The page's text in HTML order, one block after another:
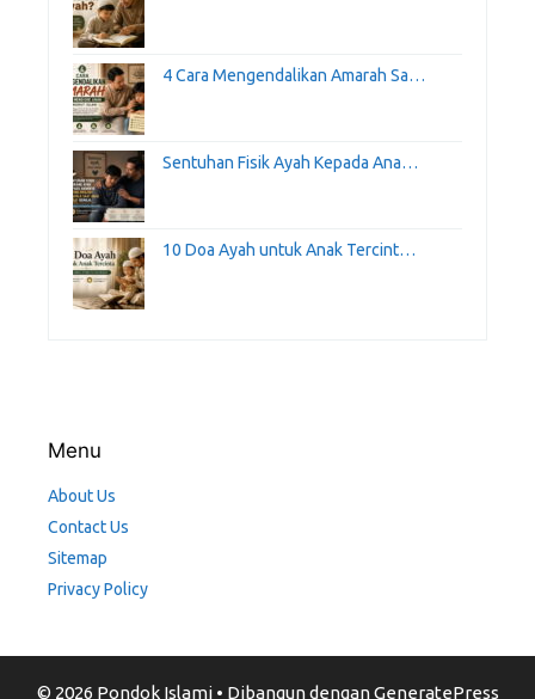
4 Cara Mengendalikan Amarah Sa…
Sentuhan Fisik Ayah Kepada Ana…
10 Doa Ayah untuk Anak Tercint…
Menu
About Us
Contact Us
Sitemap
Privacy Policy
© 2026 Pondok Islami• Dibangun denganGeneratePress